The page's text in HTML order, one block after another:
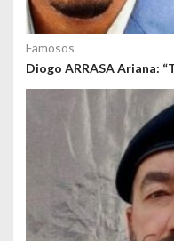
Famosos
Diogo ARRASA Ariana: